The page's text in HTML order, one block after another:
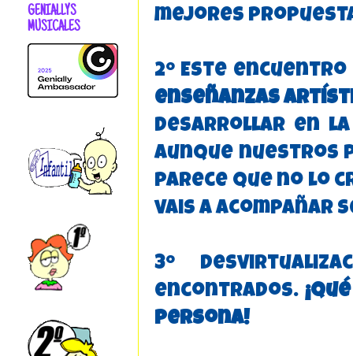
mejores
2º Este
enseñanzas
desarrollar en la
aunque nuestros
parece que no lo
vais a acompañar
3º
encontrados.
persona!
GENIALLYS
MUSICALES